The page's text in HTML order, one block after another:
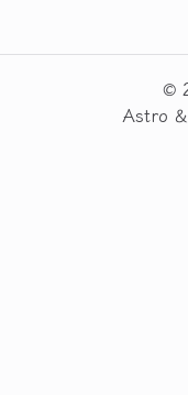
©
Astro &